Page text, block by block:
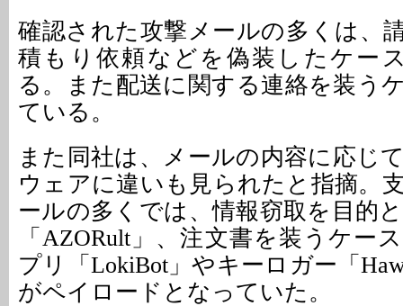
確認された攻撃メールの多くは、
積もり依頼などを偽装したケー
る。また配送に関する連絡を装う
ている。
また同社は、メールの内容に応じ
ウェアに違いも見られたと指摘。
ールの多くでは、情報窃取を目的
「AZORult」、注文書を装うケー
プリ「LokiBot」やキーロガー「
がペイロードとなっていた。